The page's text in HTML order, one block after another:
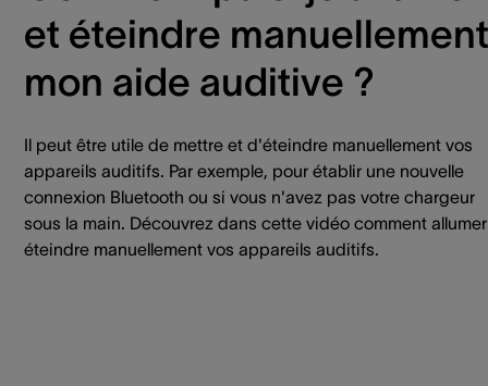
et éteindre manuellement
mon aide auditive ?
Il peut être utile de mettre et d'éteindre manuellement vos
appareils auditifs. Par exemple, pour établir une nouvelle
connexion Bluetooth ou si vous n'avez pas votre chargeur
sous la main. Découvrez dans cette vidéo comment
éteindre manuellement vos appareils auditifs.